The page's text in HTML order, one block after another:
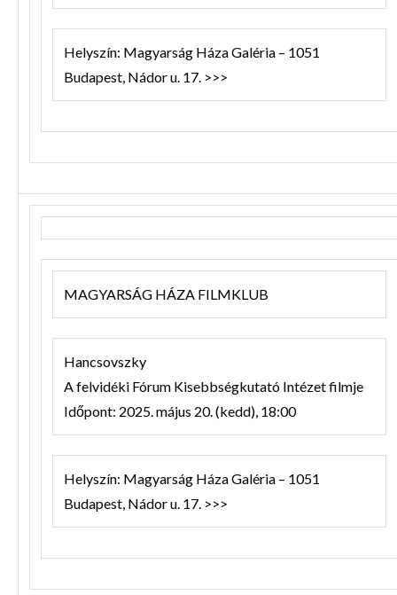
Helyszín: Magyarság Háza Galéria – 1051
Budapest, Nádor u. 17. >>>
MAGYARSÁG HÁZA FILMKLUB
Hancsovszky
A felvidéki Fórum Kisebbségkutató Intézet filmje
Időpont: 2025. május 20. (kedd), 18:00
Helyszín: Magyarság Háza Galéria – 1051
Budapest, Nádor u. 17. >>>